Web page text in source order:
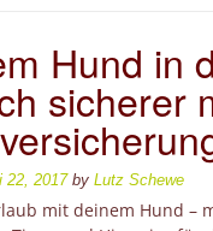
Hund in
sicherer
22, 2017byLutz Schewe
mit deinem Hund –